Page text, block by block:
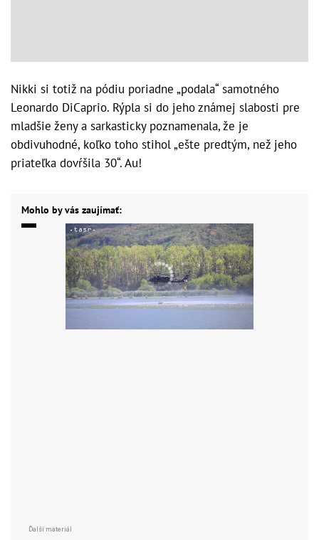
Nikki si totiž na pódiu poriadne „podala“ samotného
Leonardo DiCaprio. Rýpla si do jeho známej slabosti pre
mladšie ženy a sarkasticky poznamenala, že je
obdivuhodné, koľko toho stihol „ešte predtým, než jeho
priateľka dovŕšila 30“. Au!
Mohlo by vás zaujímať: